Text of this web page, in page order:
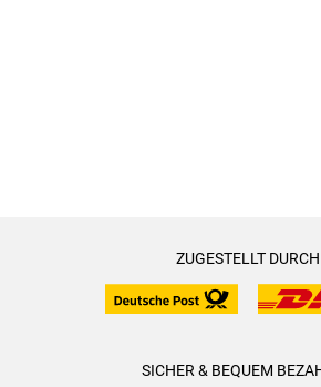
ZUGESTELLT DURCH
SICHER & BEQUEM